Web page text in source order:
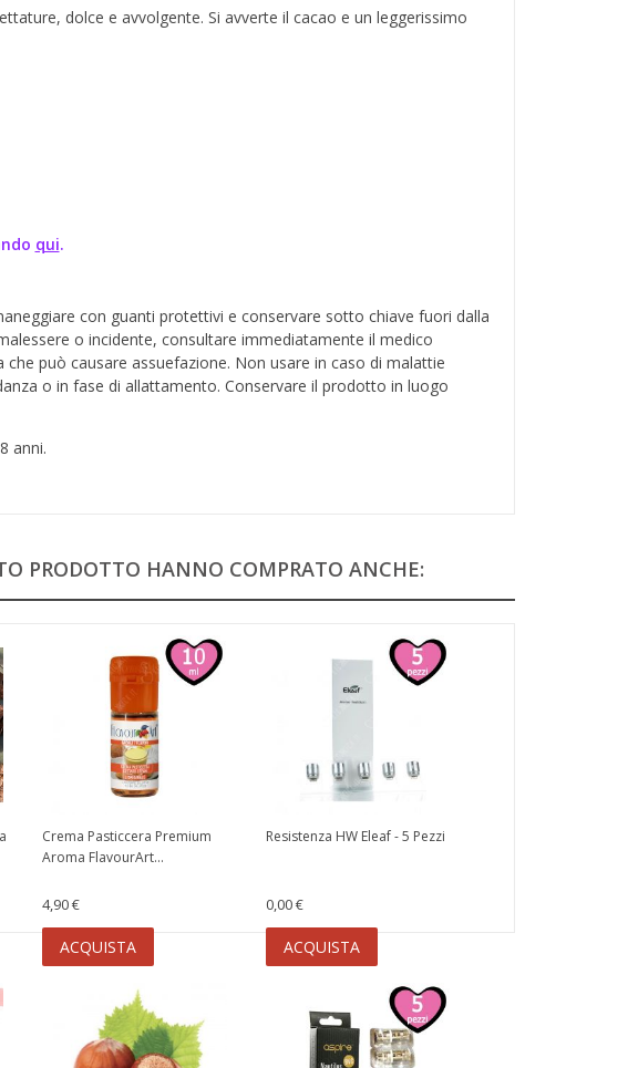
dolce e avvolgente. Si avverte il cacao e un leggerissimo
qui.
con guanti protettivi e conservare sotto chiave fuori dalla
o incidente, consultare immediatamente il medico
può causare assuefazione. Non usare in caso di malattie
o in fase di allattamento. Conservare il prodotto in luogo
anni.
PRODOTTO HANNO COMPRATO ANCHE:
Crema Pasticcera Premium
Aroma FlavourArt...
4,90 €
ACQUISTA
Resistenza HW Eleaf - 5 Pezzi
0,00 €
ACQUISTA